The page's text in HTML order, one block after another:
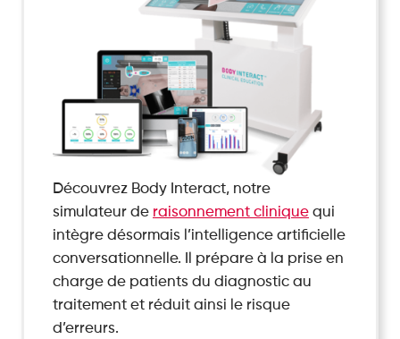
Découvrez Body Interact, notre
simulateur de raisonnement clinique qui
intègre désormais l’intelligence artificielle
conversationnelle. Il prépare à la prise en
charge de patients du diagnostic au
traitement et réduit ainsi le risque
d’erreurs.